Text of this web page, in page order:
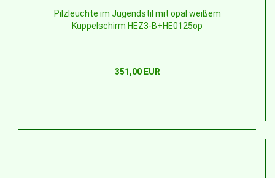
Pilzleuchte im Jugendstil mit opal weißem
Kuppelschirm HEZ3-B+HE0125op
351,00 EUR